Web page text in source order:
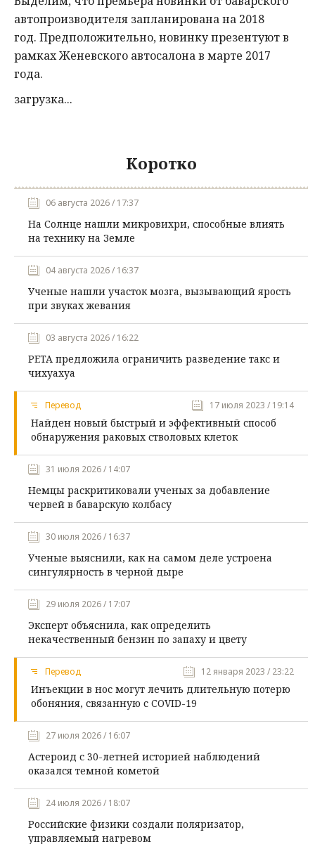
автопроизводителя запланирована на 2018
год. Предположительно, новинку презентуют в
рамках Женевского автосалона в марте 2017
года.
загрузка...
Коротко
06 августа 2026 / 17:37
На Солнце нашли микровихри, способные влиять
на технику на Земле
04 августа 2026 / 16:37
Ученые нашли участок мозга, вызывающий ярость
при звуках жевания
03 августа 2026 / 16:22
PETA предложила ограничить разведение такс и
чихуахуа
Перевод 17 июля 2023 / 19:14
Найден новый быстрый и эффективный способ
обнаружения раковых стволовых клеток
31 июля 2026 / 14:07
Немцы раскритиковали ученых за добавление
червей в баварскую колбасу
30 июля 2026 / 16:37
Ученые выяснили, как на самом деле устроена
сингулярность в черной дыре
29 июля 2026 / 17:07
Эксперт объяснила, как определить
некачественный бензин по запаху и цвету
Перевод 12 января 2023 / 23:22
Инъекции в нос могут лечить длительную потерю
обоняния, связанную с COVID-19
27 июля 2026 / 16:07
Астероид с 30-летней историей наблюдений
оказался темной кометой
24 июля 2026 / 18:07
Российские физики создали поляризатор,
управляемый нагревом